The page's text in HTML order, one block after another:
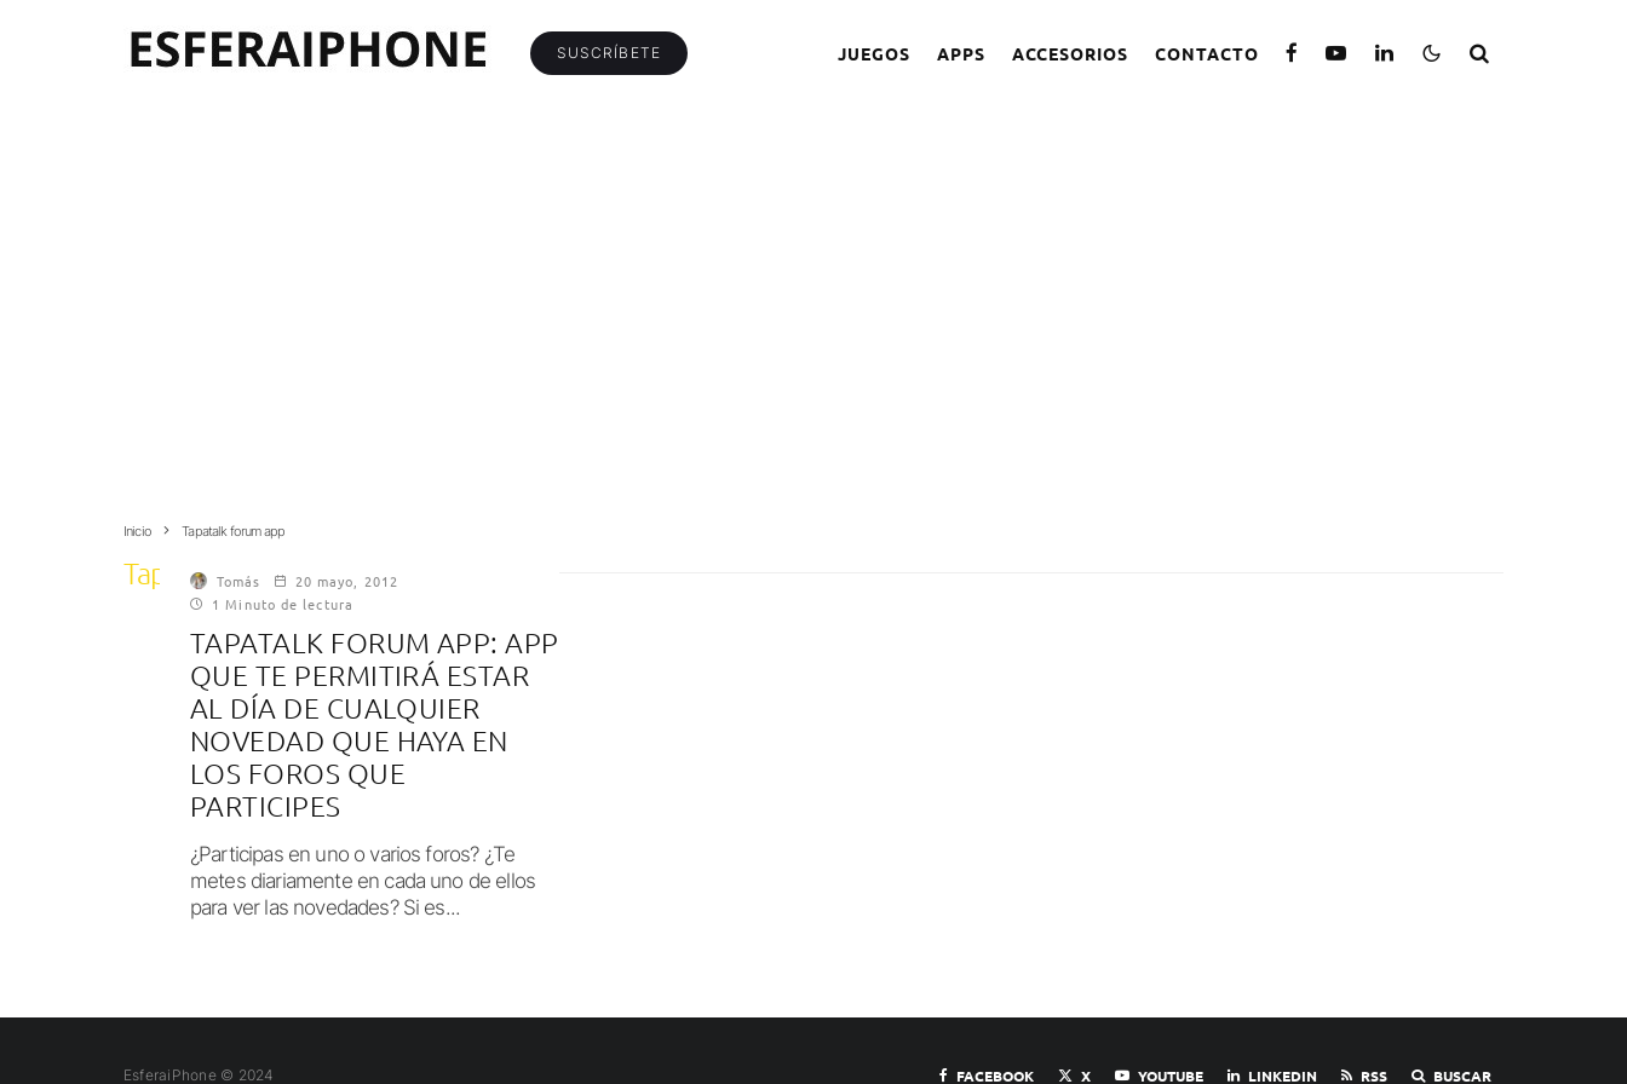
SUSCRÍBETE JUEGOS APPS ACCESORIOS CONTACTO
Inicio Tapatalk forum app
Tapatalk forum app
Tomás
20 mayo, 2012
1 Minuto de lectura
TAPATALK FORUM APP: APP
QUE TE PERMITIRÁ ESTAR
AL DÍA DE CUALQUIER
NOVEDAD QUE HAYA EN
LOS FOROS QUE
PARTICIPES
¿Participas en uno o varios foros? ¿Te
metes diariamente en cada uno de ellos
para ver las novedades? Si es...
EsferaiPhone © 2024 FACEBOOK X YOUTUBE LINKEDIN RSS BUSCAR